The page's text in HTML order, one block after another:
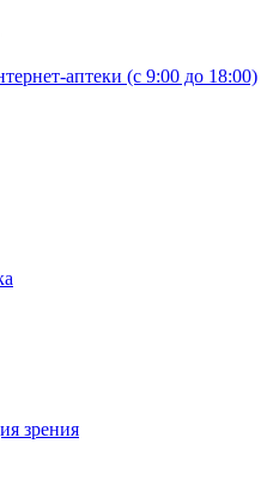
аптеки (с 9:00 до 18:00)
зрения